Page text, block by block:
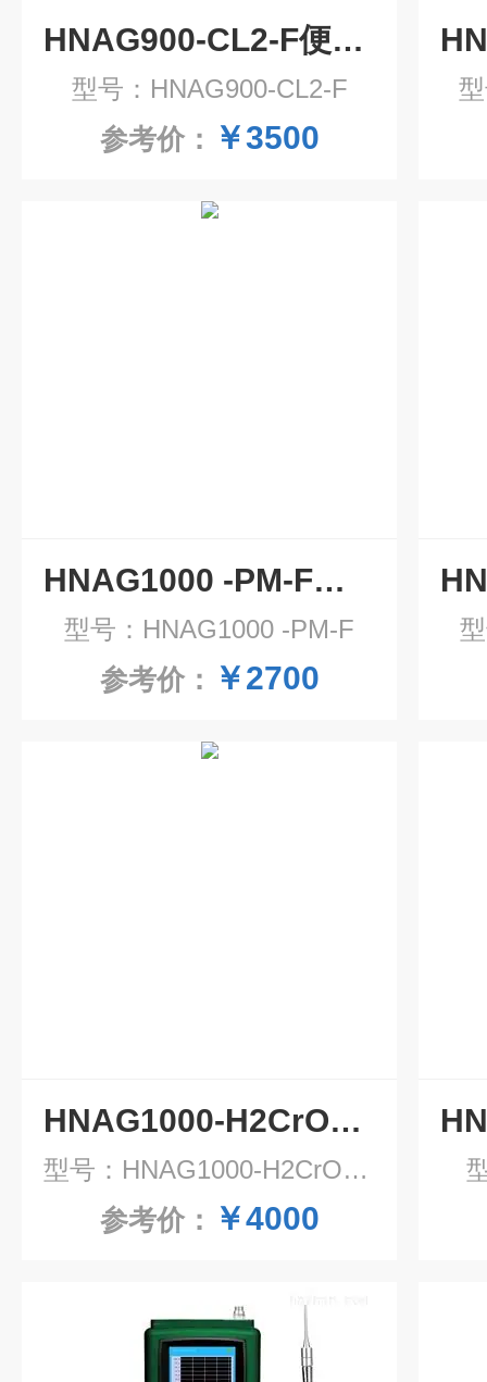
HNAG900-CL2-F便携式氯气气体报警器
型号：HNAG900-CL2-F
参考价： ￥3500
HNAG1000 -PM-F插入式粉尘探测器
型号：HNAG1000 -PM-F
参考价： ￥2700
HNAG1000-H2CrO4-F固定式铬酸雾气体报警器
型号：HNAG1000-H2CrO4-F
参考价： ￥4000